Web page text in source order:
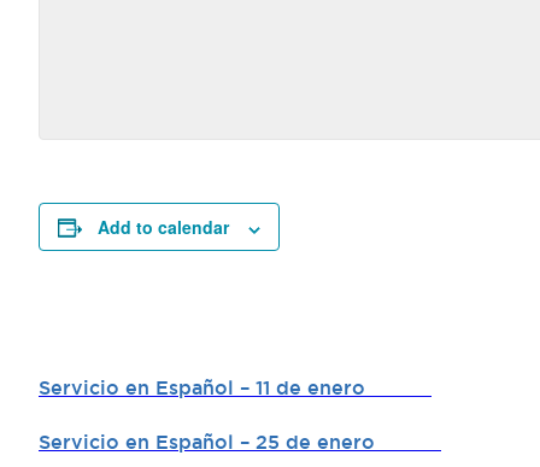
Add to calendar
Servicio en Español – 11 de enero
Servicio en Español – 25 de enero